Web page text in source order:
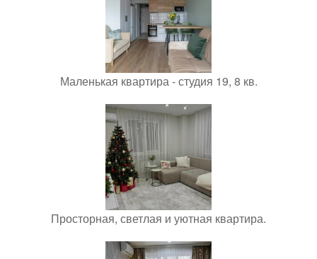
Маленькая квартира - студия 19, 8 кв.
Просторная, светлая и уютная квартира.